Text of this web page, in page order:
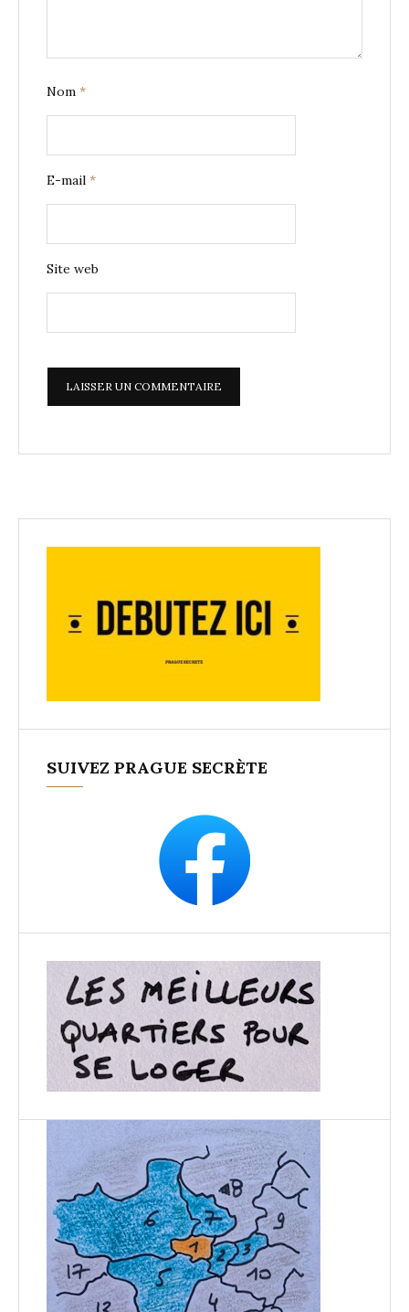
Nom *
E-mail *
Site web
SUIVEZ PRAGUE SECRÈTE